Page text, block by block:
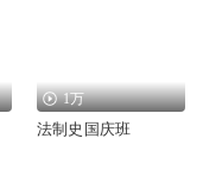
1万
法制史国庆班